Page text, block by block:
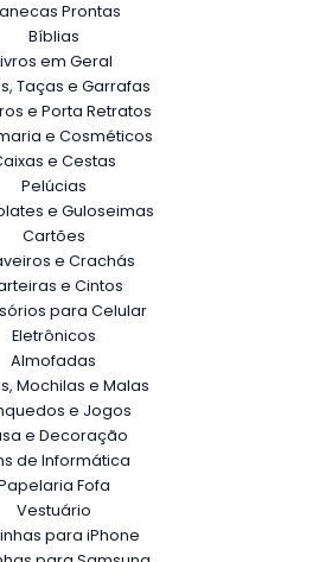
Prontas
Bíblias
em Geral
Taças e Garrafas
e Porta Retratos
e Cosméticos
e Cestas
Pelúcias
e Guloseimas
Cartões
e Crachás
e Cintos
para Celular
Eletrônicos
Almofadas
Mochilas e Malas
e Jogos
e Decoração
de Informática
Fofa
Vestuário
para iPhone